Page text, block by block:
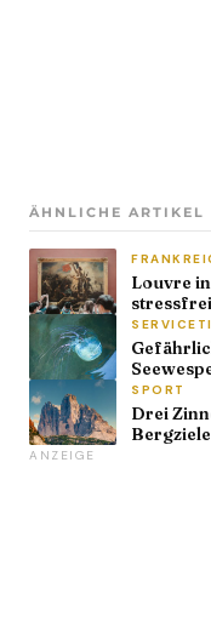
ÄHNLICHE ARTIKEL
Louvre
SPORT
Drei
ANZEIGE